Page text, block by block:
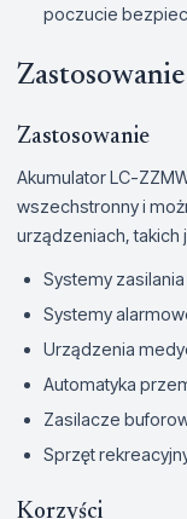
poczucie
Zastosowanie
Akumulator LC-
wszechstronny i
urządzeniach, takich
Systemy
Systemy
Urządzenia
Automatyka
Zasilacze
Sprzęt
Korzyści